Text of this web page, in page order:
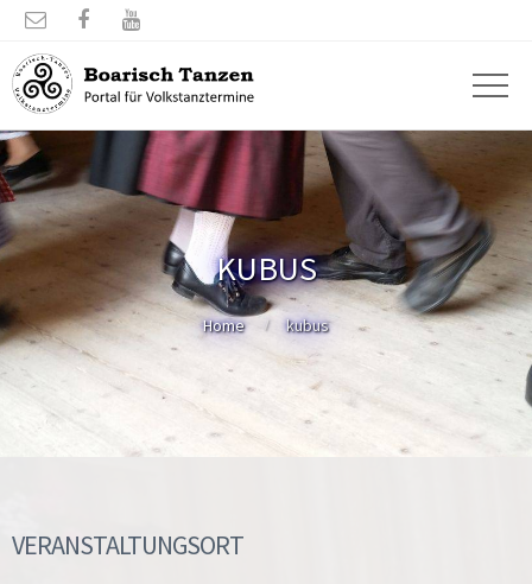
  
KUBUS
Home kubus
VERANSTALTUNGSORT